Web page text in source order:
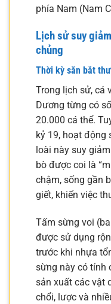
phía Nam (Nam
Lịch sử suy
chủng
Thời kỳ săn bắt
Trong lịch sử, cá
Dương từng có
20.000 cá thể.
kỷ 19, hoạt động
loài này suy
bò được coi là
chậm, sống gần
giết, khiến việc
Tấm sừng voi
được sử dụng
trước khi nhựa
sừng này có tính
sản xuất các vật
chổi, lược và